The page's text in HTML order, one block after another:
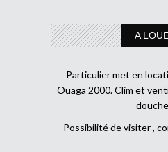
A
Particulier met en
Ouaga 2000. Clim et
Possibilité de visiter ,